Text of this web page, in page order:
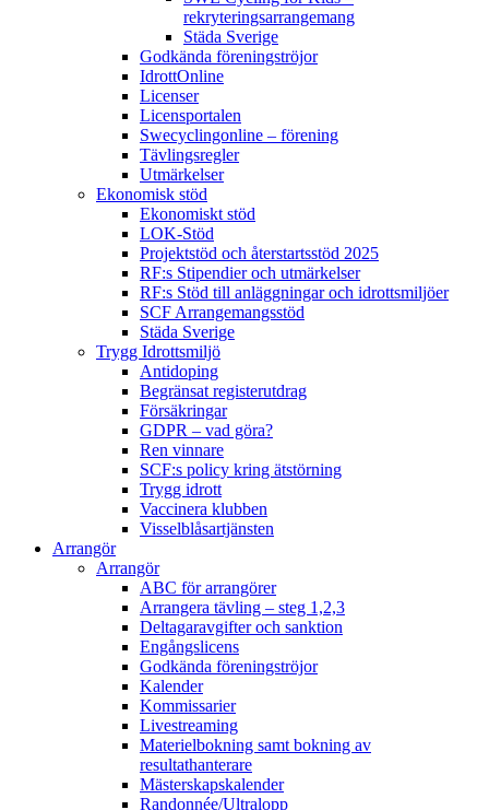
rekryteringsarrangemang
Städa Sverige
Godkända föreningströjor
IdrottOnline
Licenser
Licensportalen
Swecyclingonline – förening
Tävlingsregler
Utmärkelser
Ekonomisk stöd
Ekonomiskt stöd
LOK-Stöd
Projektstöd och återstartsstöd 2025
RF:s Stipendier och utmärkelser
RF:s Stöd till anläggningar och idrottsmiljöer
SCF Arrangemangsstöd
Städa Sverige
Trygg Idrottsmiljö
Antidoping
Begränsat registerutdrag
Försäkringar
GDPR – vad göra?
Ren vinnare
SCF:s policy kring ätstörning
Trygg idrott
Vaccinera klubben
Visselblåsartjänsten
Arrangör
Arrangör
ABC för arrangörer
Arrangera tävling – steg 1,2,3
Deltagaravgifter och sanktion
Engångslicens
Godkända föreningströjor
Kalender
Kommissarier
Livestreaming
Materielbokning samt bokning av
resultathanterare
Mästerskapskalender
Randonnée/Ultralopp